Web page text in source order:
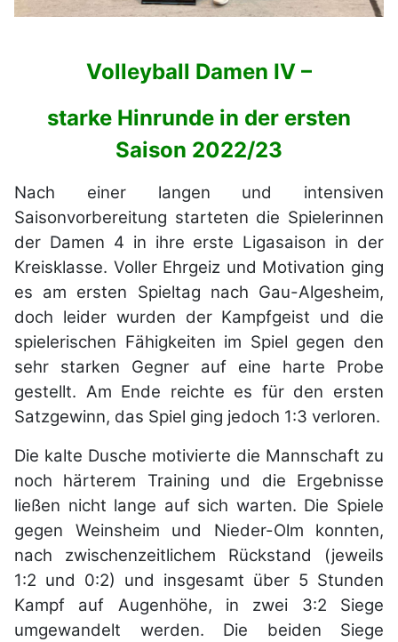
Volleyball Damen IV –
starke Hinrunde in der ersten
Saison 2022/23
Nach einer langen und intensiven
Saisonvorbereitung starteten die Spielerinnen
der Damen 4 in ihre erste Ligasaison in der
Kreisklasse. Voller Ehrgeiz und Motivation ging
es am ersten Spieltag nach Gau-Algesheim,
doch leider wurden der Kampfgeist und die
spielerischen Fähigkeiten im Spiel gegen den
sehr starken Gegner auf eine harte Probe
gestellt. Am Ende reichte es für den ersten
Satzgewinn, das Spiel ging jedoch 1:3 verloren.
Die kalte Dusche motivierte die Mannschaft zu
noch härterem Training und die Ergebnisse
ließen nicht lange auf sich warten. Die Spiele
gegen Weinsheim und Nieder-Olm konnten,
nach zwischenzeitlichem Rückstand (jeweils
1:2 und 0:2) und insgesamt über 5 Stunden
Kampf auf Augenhöhe, in zwei 3:2 Siege
umgewandelt werden. Die beiden Siege